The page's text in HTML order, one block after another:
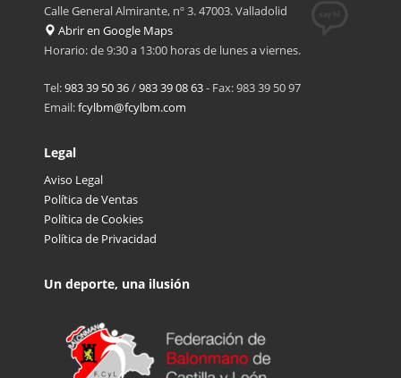
Calle General Almirante, nº 3. 47003. Valladolid
Abrir en Google Maps
Horario: de 9:30 a 13:00 horas de lunes a viernes.
Tel:983 39 50 36/983 39 08 63- Fax: 983 39 50 97
Email:fcylbm@fcylbm.com
Legal
Aviso Legal
Política de Ventas
Política de Cookies
Política de Privacidad
Un deporte, una ilusión